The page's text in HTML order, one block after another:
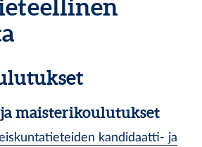
maisterikoulutukset
kandidaatti- ja